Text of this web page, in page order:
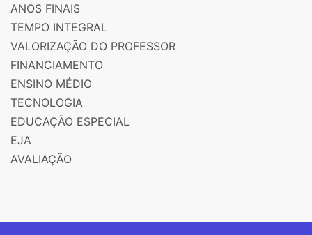
ANOS FINAIS
TEMPO INTEGRAL
VALORIZAÇÃO DO PROFESSOR
FINANCIAMENTO
ENSINO MÉDIO
TECNOLOGIA
EDUCAÇÃO ESPECIAL
EJA
AVALIAÇÃO